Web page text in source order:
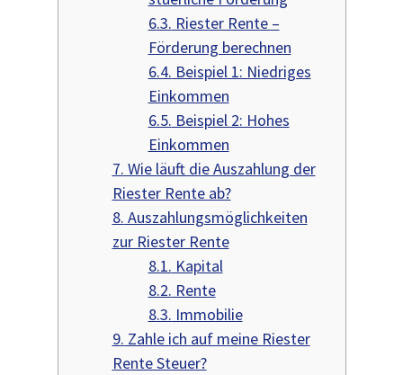
6.3. Riester Rente –
Förderung berechnen
6.4. Beispiel 1: Niedriges
Einkommen
6.5. Beispiel 2: Hohes
Einkommen
7. Wie läuft die Auszahlung der
Riester Rente ab?
8. Auszahlungsmöglichkeiten
zur Riester Rente
8.1. Kapital
8.2. Rente
8.3. Immobilie
9. Zahle ich auf meine Riester
Rente Steuer?